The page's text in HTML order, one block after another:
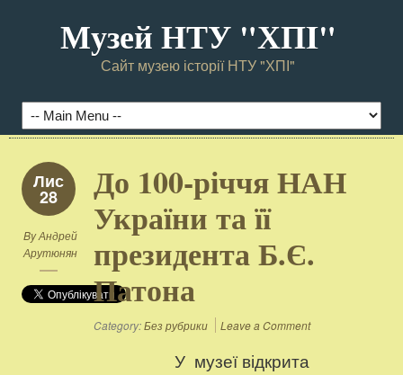
Музей НТУ "ХПI"
Сайт музею історії НТУ "ХПІ"
Лис
28
ByАндрей
Арутюнян
До 100-річчя НАН
України та її
президента Б.Є.
Патона
Category:Без рубрики Leave a Comment
У музеї відкрита